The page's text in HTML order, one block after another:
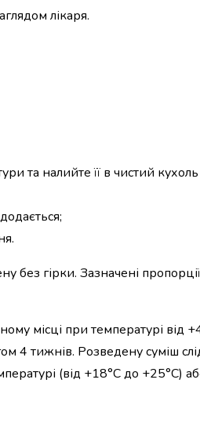
лікаря.
та налийте її в чистий
без гірки. Зазначені
місці при температурі від
4 тижнів. Розведену суміш
(від +18°С до +25°С)